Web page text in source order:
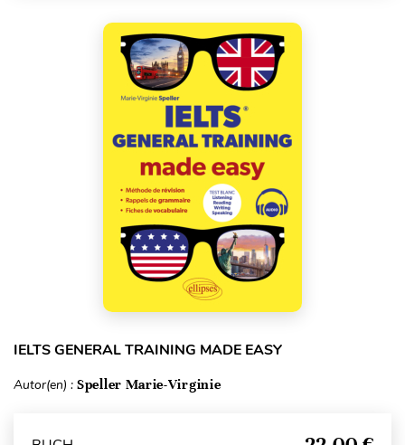
IELTS GENERAL TRAINING MADE EASY
Autor(en) : Speller Marie-Virginie